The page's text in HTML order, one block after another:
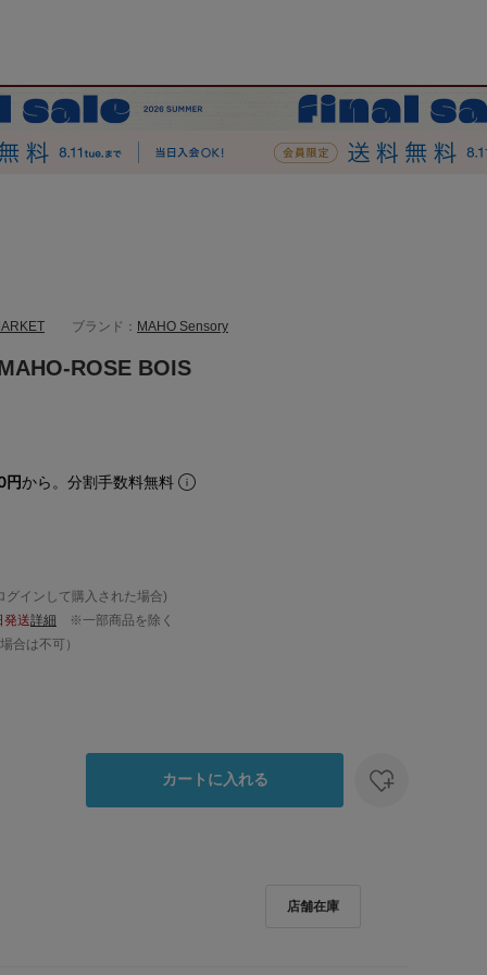
ブランド： MAHO Sensory
ROSE BOIS
円から。分割手数料無料
グインして購入された場合)
発送詳細 ※一部商品を除く
合は不可）
カートに入れる